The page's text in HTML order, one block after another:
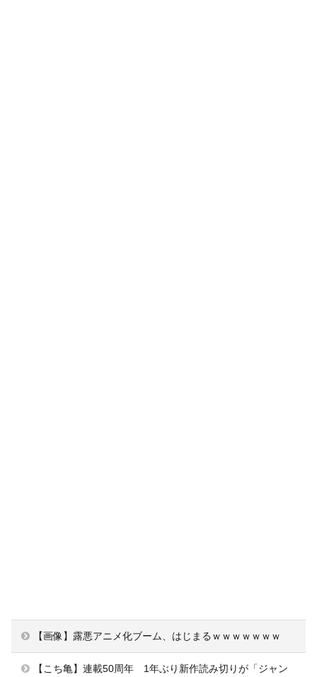
【画像】露悪アニメ化ブーム、はじまるｗｗｗｗｗｗｗ
【こち亀】連載50周年 1年ぶり新作読み切りが「ジャン